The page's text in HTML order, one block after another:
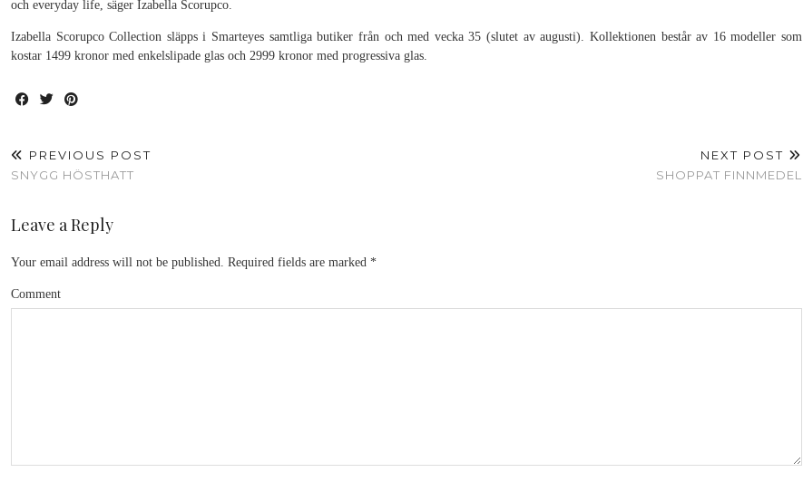
och everyday life, säger Izabella Scorupco.
Izabella Scorupco Collection släpps i Smarteyes samtliga butiker från och med vecka 35 (slutet av augusti). Kollektionen består av 16 modeller som
kostar 1499 kronor med enkelslipade glas och 2999 kronor med progressiva glas.
PREVIOUS POST
SNYGG HÖSTHATT
NEXT POST
SHOPPAT FINNMEDEL
Leave a Reply
Your email address will not be published. Required fields are marked *
Comment